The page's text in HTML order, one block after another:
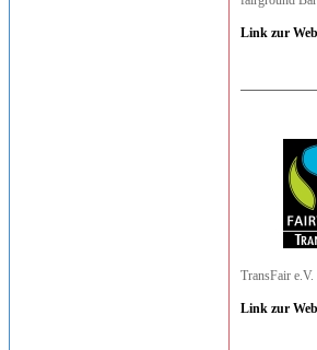
Link zur
TransFair
Link zur